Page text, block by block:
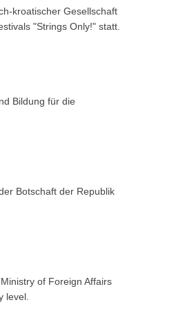
kroatischer Gesellschaft
"Strings Only!" statt.
Bildung für die
Botschaft der Republik
of Foreign Affairs
level.